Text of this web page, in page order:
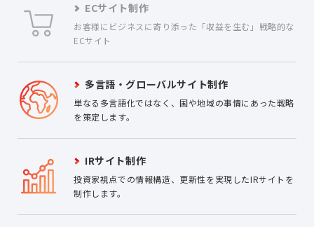
ECサイト制作
お客様にビジネスに寄り添った「収益を生む」戦略的な
ECサイト
多言語・グローバルサイト制作
単なる多言語化ではなく、国や地域の事情にあった戦略
を策定します。
IRサイト制作
投資家視点での情報構造、更新性を実現したIRサイトを
制作します。